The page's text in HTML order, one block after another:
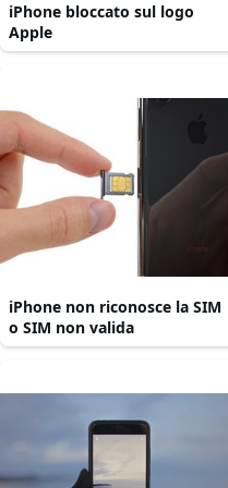
iPhone bloccato sul logo
Apple
iPhone non riconosce la SIM
o SIM non valida